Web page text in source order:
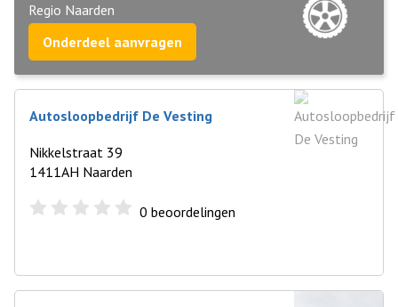
Regio Naarden
Onderdeel aanvragen
Autosloopbedrijf De Vesting
Nikkelstraat 39
1411AH Naarden
0 beoordelingen